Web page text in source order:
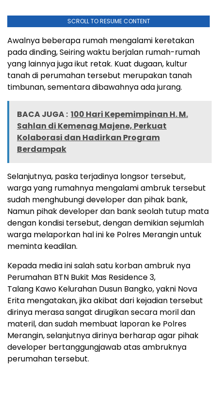
SCROLL TO RESUME CONTENT
Awalnya beberapa rumah mengalami keretakan
pada dinding, Seiring waktu berjalan rumah-rumah
yang lainnya juga ikut retak. Kuat dugaan, kultur
tanah di perumahan tersebut merupakan tanah
timbunan, sementara dibawahnya ada jurang.
BACA JUGA : 100 Hari Kepemimpinan H. M.
Sahlan di Kemenag Majene, Perkuat
Kolaborasi dan Hadirkan Program
Berdampak
Selanjutnya, paska terjadinya longsor tersebut,
warga yang rumahnya mengalami ambruk tersebut
sudah menghubungi developer dan pihak bank,
Namun pihak developer dan bank seolah tutup mata
dengan kondisi tersebut, dengan demikian sejumlah
warga melaporkan hal ini ke Polres Merangin untuk
meminta keadilan.
Kepada media ini salah satu korban ambruk nya
Perumahan BTN Bukit Mas Residence 3,
Talang Kawo Kelurahan Dusun Bangko, yakni Nova
Erita mengatakan, jika akibat dari kejadian tersebut
dirinya merasa sangat dirugikan secara moril dan
materil, dan sudah membuat laporan ke Polres
Merangin, selanjutnya dirinya berharap agar pihak
developer bertanggungjawab atas ambruknya
perumahan tersebut.